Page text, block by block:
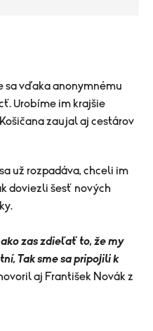
sa vďaka anonymnému
Urobíme im krajšie
zaujal aj cestárov
už rozpadáva, chceli im
doviezli šesť nových
zas zdieľať to, že my
Tak sme sa pripojili k
aj František Novák z